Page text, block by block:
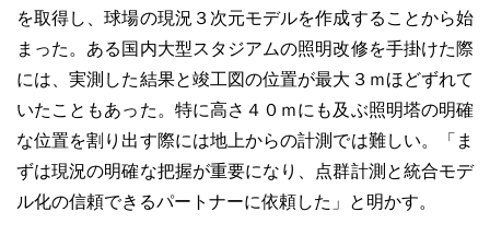
を取得し、球場の現況３次元モデルを作成することから始
まった。ある国内大型スタジアムの照明改修を手掛けた際
には、実測した結果と竣工図の位置が最大３ｍほどずれて
いたこともあった。特に高さ４０ｍにも及ぶ照明塔の明確
な位置を割り出す際には地上からの計測では難しい。「ま
ずは現況の明確な把握が重要になり、点群計測と統合モデ
ル化の信頼できるパートナーに依頼した」と明かす。